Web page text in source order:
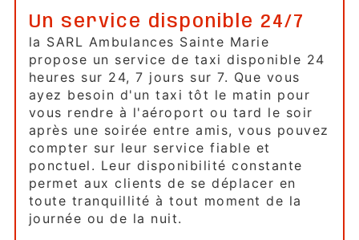
Un service disponible 24/7
la SARL Ambulances Sainte Marie
propose un service de taxi disponible 24
heures sur 24, 7 jours sur 7. Que vous
ayez besoin d'un taxi tôt le matin pour
vous rendre à l'aéroport ou tard le soir
après une soirée entre amis, vous pouvez
compter sur leur service fiable et
ponctuel. Leur disponibilité constante
permet aux clients de se déplacer en
toute tranquillité à tout moment de la
journée ou de la nuit.